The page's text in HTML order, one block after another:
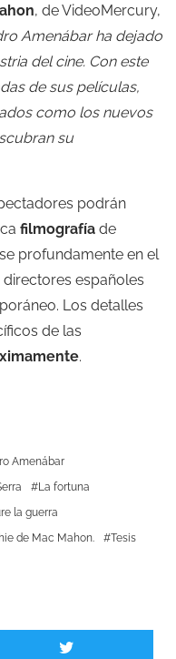
, de VideoMercury,
Amenábar ha dejado
del cine. Con este
de sus películas,
como los nuevos
su
podrán
filmografía de
profundamente en el
españoles
Los detalles
de las
.
Amenábar
La fortuna
la guerra
de Mac Mahon.
Tesis